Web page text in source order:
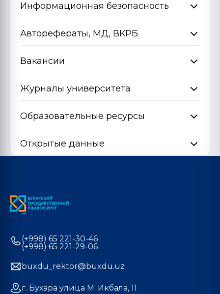
Информационная безопасность
Авторефераты, МД, ВКРБ
Вакансии
Журналы университета
Образовательные ресурсы
Открытые данные
(+998) 65 221-30-46
(+998) 65 221-29-06
buxdu_rektor@buxdu.uz
г. Бухара улица М. Икбала, 11